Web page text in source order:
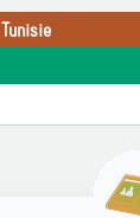
Tunisie